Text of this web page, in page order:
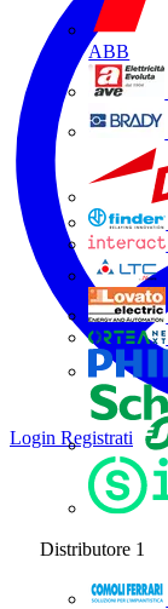
ABB
Distributore 1
Login Registrati